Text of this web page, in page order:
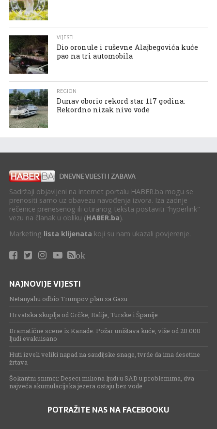
VIJESTI
Dio oronule i ruševne Alajbegovića kuće
pao na tri automobila
REGION
Dunav oborio rekord star 117 godina:
Rekordno nizak nivo vode
Sadržaji objavljeni na internet portalu HABER.ba mogu se
prenositi samo uz obavezu navođenja izvora. Iza zadnje
rečenice prenesenog ili citiranog teksta postaviti "hyperlink"
vezu na članak u obliku (HABER.ba).
Marketing lista klijenata koji su nam ukazali povjerenje.
ok
NAJNOVIJE VIJESTI
Netanyahu odbio Trumpov plan za Gazu
Hrvatska skuplja od Grčke, Italije, Turske i Španije
Dramatične scene iz Kanade: Požar uništava kuće, više od 20.000
ljudi evakuisano
Huti izveli veliki napad na saudijske snage, tvrde da ima desetine
žrtava
Šokantni snimci: Deseci miliona ljudi u SAD u problemima, dva
najveća akumulacijska jezera ostaju bez vode
POTRAŽITE NAS NA FACEBOOKU